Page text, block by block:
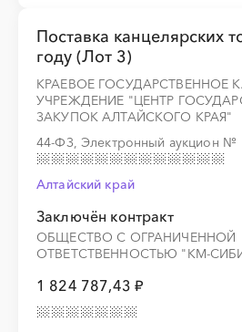
Поставка канцелярских
году (Лот 3)
КРАЕВОЕ ГОСУДАРСТВЕННОЕ
УЧРЕЖДЕНИЕ "ЦЕНТР
ЗАКУПОК АЛТАЙСКОГО КРАЯ"
44-ФЗ, Электронный аукцион №
Алтайский край
Заключён контракт
ОБЩЕСТВО С ОГРАНИЧЕННОЙ
ОТВЕТСТВЕННОСТЬЮ "КМ-
1 824 787,43 ₽